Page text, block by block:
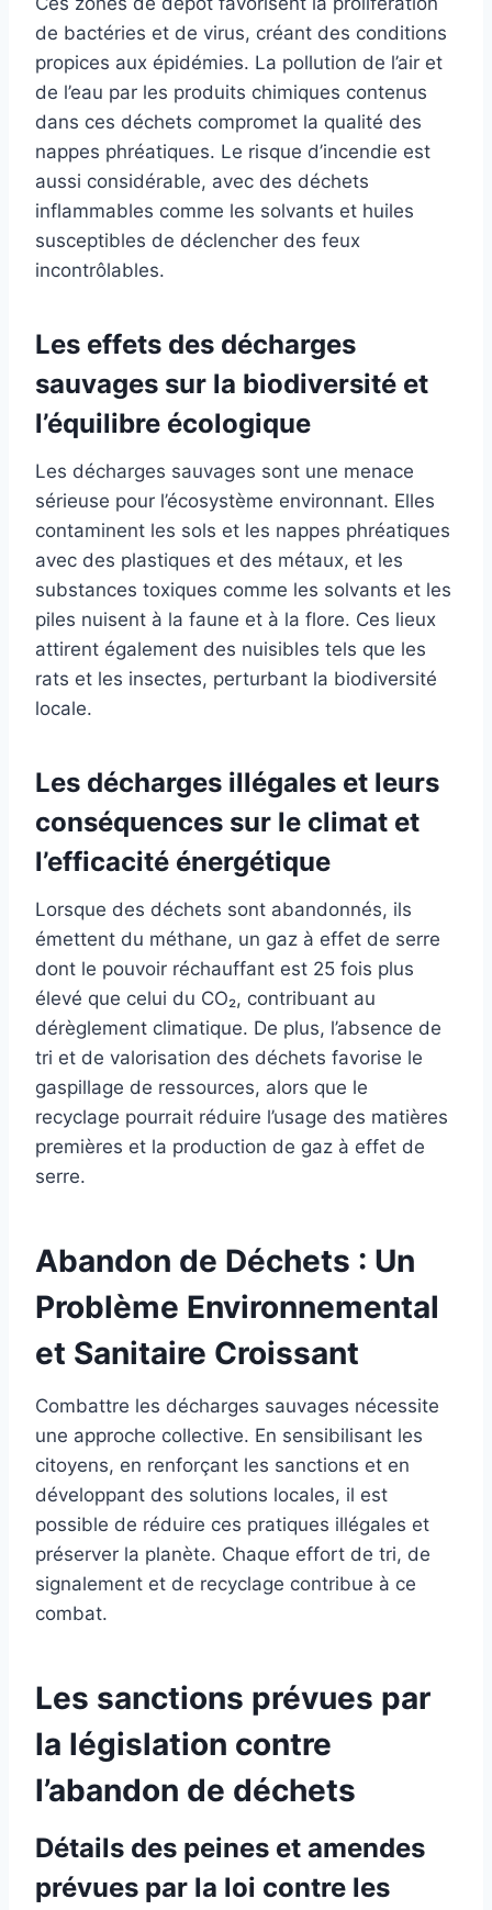
de bactéries et de virus, créant des conditions
propices aux épidémies. La pollution de l’air et
de l’eau par les produits chimiques contenus
dans ces déchets compromet la qualité des
nappes phréatiques. Le risque d’incendie est
aussi considérable, avec des déchets
inflammables comme les solvants et huiles
susceptibles de déclencher des feux
incontrôlables.
Les effets des décharges
sauvages sur la biodiversité et
l’équilibre écologique
Les décharges sauvages sont une menace
sérieuse pour l’écosystème environnant. Elles
contaminent les sols et les nappes phréatiques
avec des plastiques et des métaux, et les
substances toxiques comme les solvants et les
piles nuisent à la faune et à la flore. Ces lieux
attirent également des nuisibles tels que les
rats et les insectes, perturbant la biodiversité
locale.
Les décharges illégales et leurs
conséquences sur le climat et
l’efficacité énergétique
Lorsque des déchets sont abandonnés, ils
émettent du méthane, un gaz à effet de serre
dont le pouvoir réchauffant est 25 fois plus
élevé que celui du CO₂, contribuant au
dérèglement climatique. De plus, l’absence de
tri et de valorisation des déchets favorise le
gaspillage de ressources, alors que le
recyclage pourrait réduire l’usage des matières
premières et la production de gaz à effet de
serre.
Abandon de Déchets : Un
Problème Environnemental
et Sanitaire Croissant
Combattre les décharges sauvages nécessite
une approche collective. En sensibilisant les
citoyens, en renforçant les sanctions et en
développant des solutions locales, il est
possible de réduire ces pratiques illégales et
préserver la planète. Chaque effort de tri, de
signalement et de recyclage contribue à ce
combat.
Les sanctions prévues par
la législation contre
l’abandon de déchets
Détails des peines et amendes
prévues par la loi contre les